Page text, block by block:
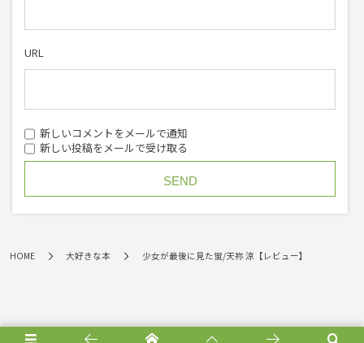
URL
新しいコメントをメールで通知
新しい投稿をメールで受け取る
HOME 大好きな本 少女が最後に見た蛍/天祢 涼【レビュー】